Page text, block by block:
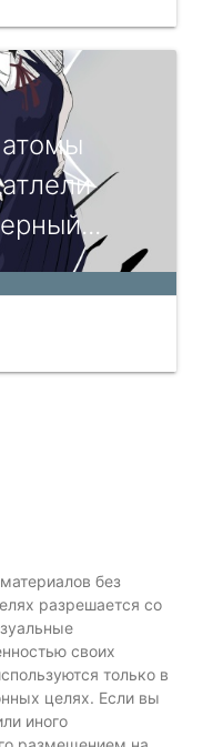
без
разрешается со
своих
только в
целях. Если вы
иного